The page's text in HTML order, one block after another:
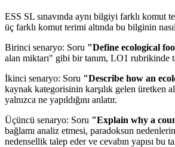
ESS SL sınavında aynı bilgiyi farklı
üç farklı komut terimi altında bu bilginin
Birinci senaryo: Soru "Define ecological
alan miktarı" gibi bir tanım, LO1 rubrikinde
İkinci senaryo: Soru "Describe how an
kaynak kategorisinin karşılık gelen üretken
yalnızca ne yapıldığını anlatır.
Üçüncü senaryo: Soru "Explain why a
bağlamı analiz etmesi, paradoksun
nedensellik talep eder ve cevabın yapısı bu